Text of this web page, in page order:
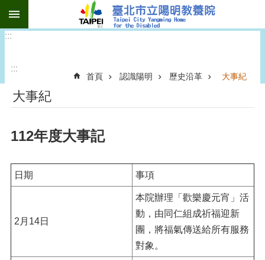
跳到主要內容區塊
:::
:::
首頁 認識陽明 歷史沿革 大事紀
大事紀
112年度大事記
日期 事項
2月14日
本院辦理「歡樂慶元宵」活
動，由同仁組成祈福迎新
團，將福氣傳送給所有服務
對象。